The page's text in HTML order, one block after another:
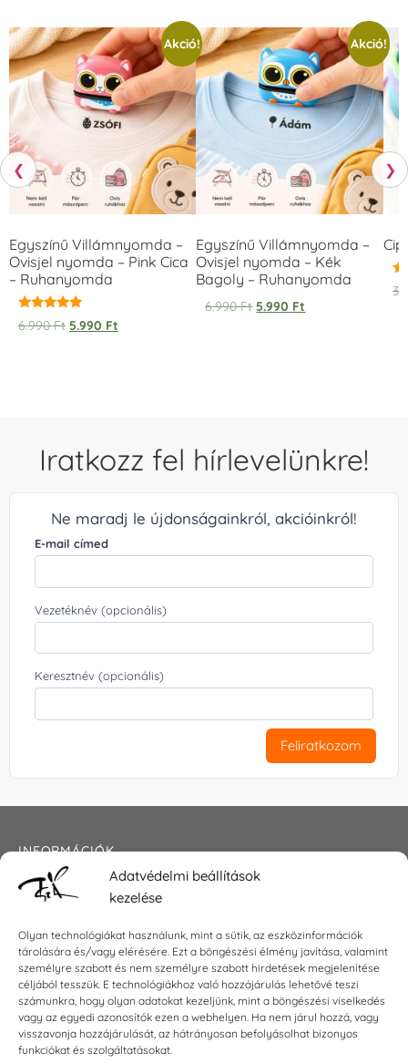
Adatvédelmi beállítások
kezelése
Olyan technológiákat használunk, mint a sütik, az eszközinformációk
tárolására és/vagy elérésére. Ezt a böngészési élmény javítása, valamint
személyre szabott és nem személyre szabott hirdetések megjelenítése
céljából tesszük. E technológiákhoz való hozzájárulás lehetővé teszi
számunkra, hogy olyan adatokat kezeljünk, mint a böngészési viselkedés
vagy az egyedi azonosítók ezen a webhelyen. Ha nem járul hozzá, vagy
visszavonja hozzájárulását, az hátrányosan befolyásolhat bizonyos
funkciókat és szolgáltatásokat.
❮
Akció!
Egyszínű Villámnyomda –
Ovisjel nyomda – Pink Cica
– Ruhanyomda
Értékelés:
5.00
6.990Ft 5.990 Ft
Akció!
Egyszínű Villámnyomda –
Ovisjel nyomda – Kék
Bagoly – Ruhanyomda
6.990Ft 5.990 Ft
❯
Iratkozz fel hírlevelünkre!
Ne maradj le újdonságainkról, akcióinkról!
E-mail címed
Vezetéknév (opcionális)
Keresztnév (opcionális)
Feliratkozom
INFORMÁCIÓK
Általános szerződési feltételek
Impresszum
KAPCSOLAT
E-mail:shop@torokszilvi.com